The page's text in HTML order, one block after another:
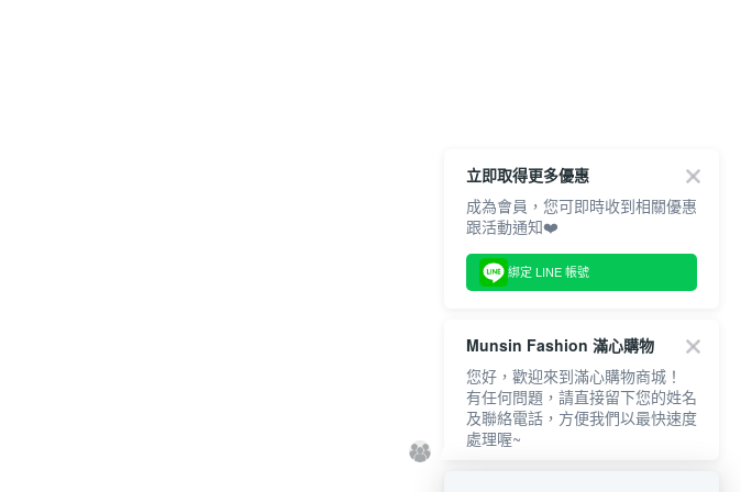
立即取得更多優惠
成為會員，您可即時收到相關優惠
跟活動通知❤️
綁定 LINE 帳號
Munsin Fashion 滿心購物
您好，歡迎來到滿心購物商城！
有任何問題，請直接留下您的姓名
及聯絡電話，方便我們以最快速度
處理喔~